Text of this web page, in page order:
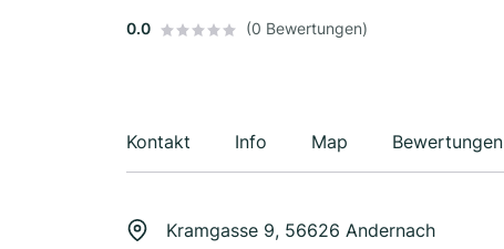
0.0 (0 Bewertungen)
Kontakt Info Map Bewertungen
Kramgasse 9, 56626 Andernach